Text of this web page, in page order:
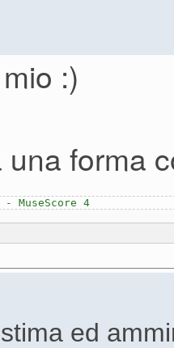
:)
forma
- MuseScore 4
ed